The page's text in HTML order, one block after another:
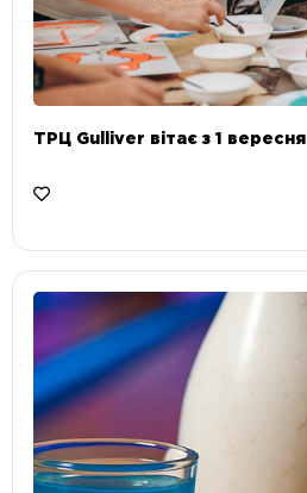
ТРЦ Gulliver вітає з 1 вересня